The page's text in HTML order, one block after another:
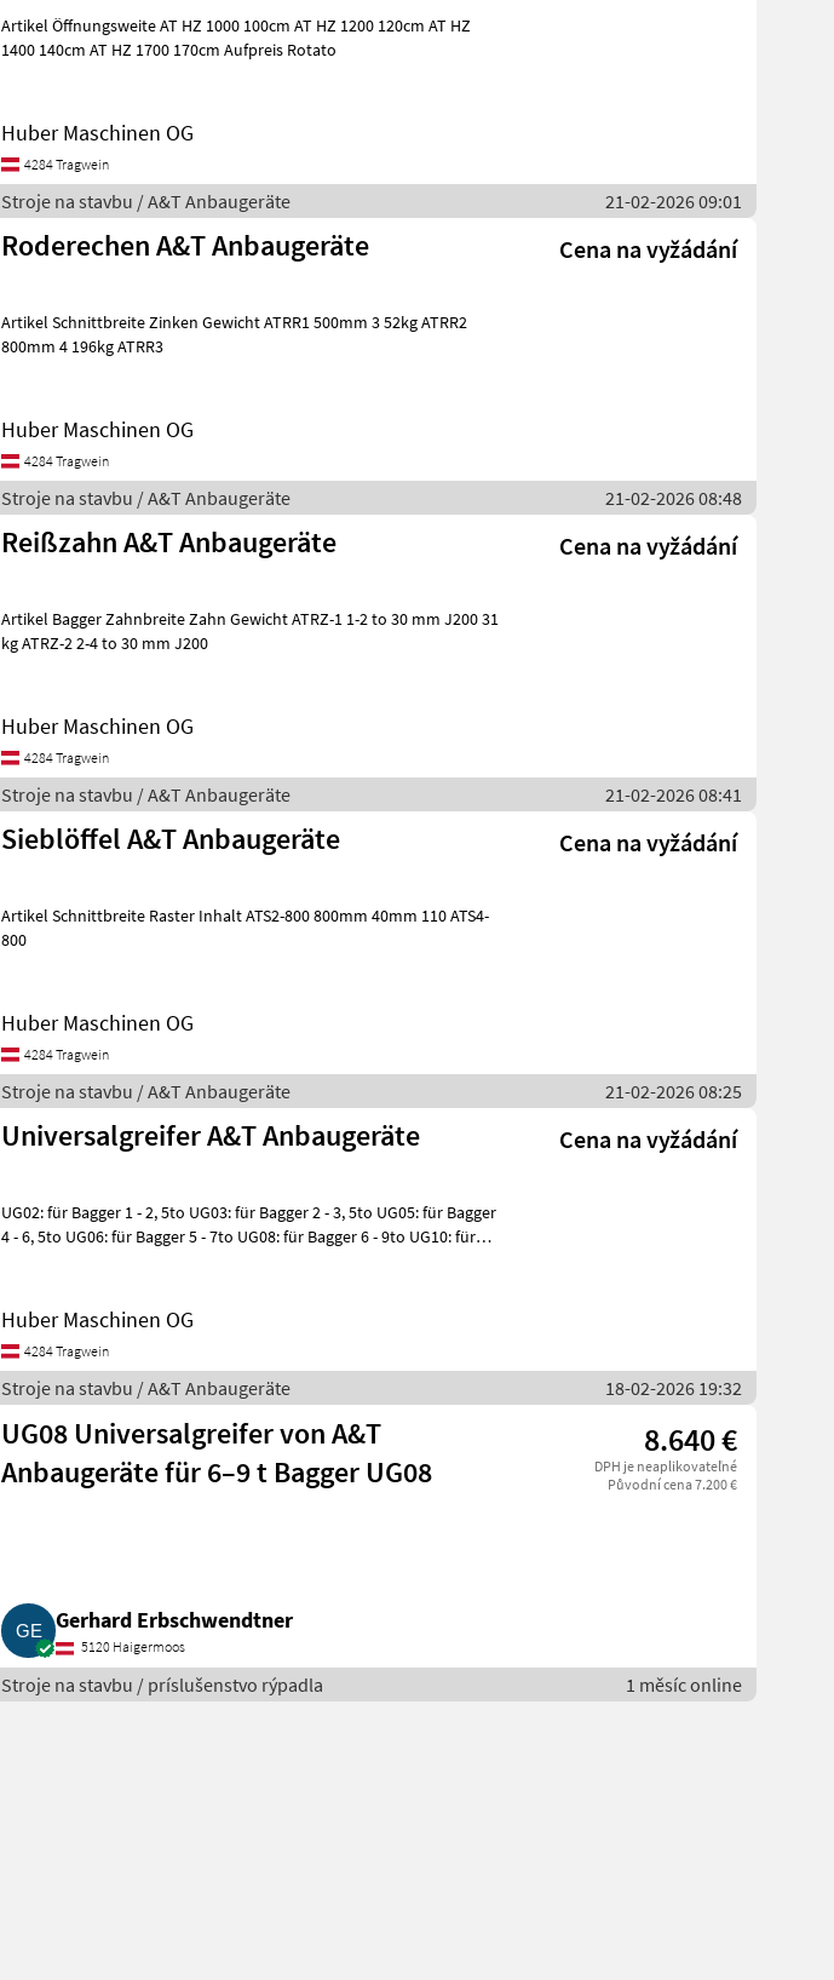
Artikel Öffnungsweite AT HZ 1000 100cm AT HZ 1200 120cm AT HZ
1400 140cm AT HZ 1700 170cm Aufpreis Rotato
Huber Maschinen OG
4284 Tragwein
Stroje na stavbu / A&T Anbaugeräte 21-02-2026 09:01
Roderechen A&T Anbaugeräte Cena na vyžádání
Artikel Schnittbreite Zinken Gewicht ATRR1 500mm 3 52kg ATRR2
800mm 4 196kg ATRR3
Huber Maschinen OG
4284 Tragwein
Stroje na stavbu / A&T Anbaugeräte 21-02-2026 08:48
Reißzahn A&T Anbaugeräte Cena na vyžádání
Artikel Bagger Zahnbreite Zahn Gewicht ATRZ-1 1-2 to 30 mm J200 31
kg ATRZ-2 2-4 to 30 mm J200
Huber Maschinen OG
4284 Tragwein
Stroje na stavbu / A&T Anbaugeräte 21-02-2026 08:41
Sieblöffel A&T Anbaugeräte Cena na vyžádání
Artikel Schnittbreite Raster Inhalt ATS2-800 800mm 40mm 110 ATS4-
800
Huber Maschinen OG
4284 Tragwein
Stroje na stavbu / A&T Anbaugeräte 21-02-2026 08:25
Universalgreifer A&T Anbaugeräte Cena na vyžádání
UG02: für Bagger 1 - 2, 5to UG03: für Bagger 2 - 3, 5to UG05: für Bagger
4 - 6, 5to UG06: für Bagger 5 - 7to UG08: für Bagger 6 - 9to UG10: für
Huber Maschinen OG
4284 Tragwein
Stroje na stavbu / A&T Anbaugeräte 18-02-2026 19:32
UG08 Universalgreifer von A&T
Anbaugeräte für 6–9 t Bagger UG08
8.640 €
DPH je neaplikovateľné
Původní cena 7.200 €
Gerhard Erbschwendtner
5120 Haigermoos
Stroje na stavbu / príslušenstvo rýpadla 1 měsíc online